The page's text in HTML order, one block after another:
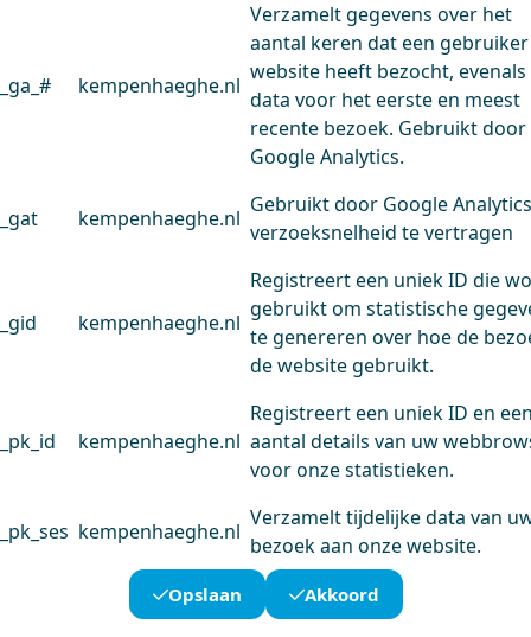
_ga_# kempenhaeghe.nl
Verzamelt gegevens over het
aantal keren dat een
website heeft bezocht, evenals
data voor het eerste en meest
recente bezoek. Gebruikt door
Google Analytics.
_gat kempenhaeghe.nl
Gebruikt door Google
verzoeksnelheid te vertragen
_gid kempenhaeghe.nl
Registreert een uniek ID die
gebruikt om statistische
te genereren over hoe de
de website gebruikt.
_pk_id kempenhaeghe.nl
Registreert een uniek ID en
aantal details van uw
voor onze statistieken.
_pk_ses kempenhaeghe.nl
Verzamelt tijdelijke data van
bezoek aan onze website.
Opslaan Akkoord